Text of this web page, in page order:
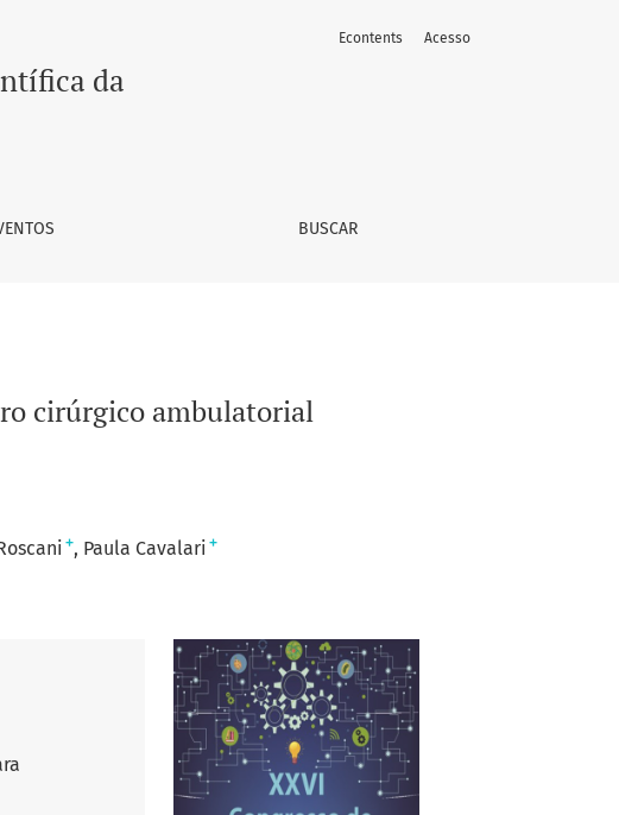
da
BUSCAR
Econtents Acesso
cirúrgico ambulatorial
+ Paula Cavalari +